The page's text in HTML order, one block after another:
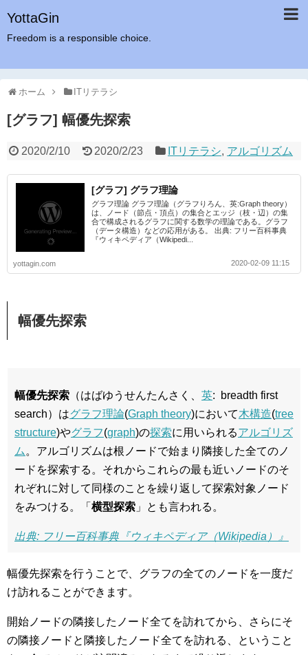
YottaGin
Freedom is a responsible choice.
ホーム ITリテラシ
[グラフ] 幅優先探索
2020/2/10 2020/2/23 ITリテラシ, アルゴリズム
[グラフ] グラフ理論
グラフ理論 グラフ理論（グラフりろん、英:Graph theory）
は、ノード（節点・頂点）の集合とエッジ（枝・辺）の集
合で構成されるグラフに関する数学の理論である。グラフ
（データ構造）などの応用がある。 出典: フリー百科事典
『ウィキペディア（Wikipedi...
yottagin.com 2020-02-09 11:15
幅優先探索
幅優先探索 （はばゆうせんたんさく、 英: breadth first
search）はグラフ理論(Graph theory)において木構造(tree
structure)やグラフ(graph)の探索に用いられるアルゴリズ
ム 。アルゴリズムは根ノードで始まり隣接した全てのノ
ードを探索する。それからこれらの最も近いノードのそ
れぞれに対して同様のことを繰り返して探索対象ノード
をみつける。「 横型探索 」とも言われる。
出典: フリー百科事典『ウィキペディア（Wikipedia）』
幅優先探索を行うことで、グラフの全てのノードを一度だ
け訪れることができます。
開始ノードの隣接したノード全てを訪れてから、さらにそ
の隣接ノードと隣接したノード全てを訪れる、ということ